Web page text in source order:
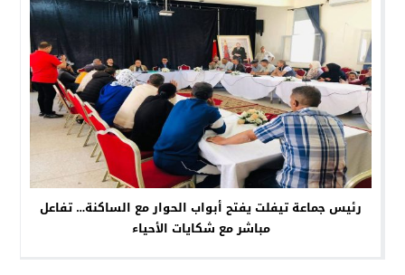
رئيس جماعة تيفلت يفتح أبواب الحوار مع الساكنة… تفاعل
مباشر مع شكايات الأحياء